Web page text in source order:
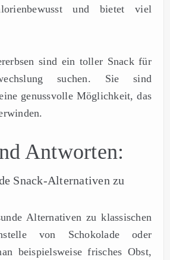
und bietet viel
sind ein toller Snack für
suchen. Sie sind
genussvolle Möglichkeit, das
Antworten:
Snack-Alternativen zu
Alternativen zu klassischen
von Schokolade oder
beispielsweise frisches Obst,